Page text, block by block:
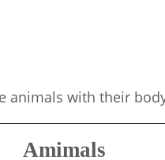
animals with their
Amimals